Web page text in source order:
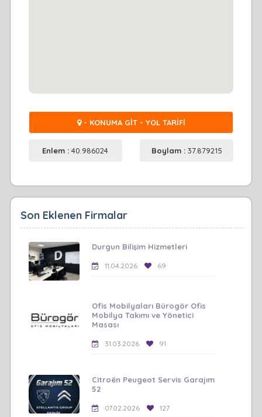
- KONUMA GİT - YOL TARİFİ
Enlem :40.986024 Boylam : 37.879215
Son Eklenen Firmalar
Durgun Bilişim Hizmetleri
11.04.2026 69
Ofis Mobilyaları Bürogör Ofis
Mobilya Takımı ve Yönetici
Masası
31.03.2026 91
Citroën Peugeot Servis Garajım
52
07.02.2026 127